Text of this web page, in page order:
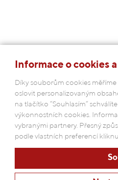
Informace o cookies
Díky souborům cookies
oslovit personalizovaným
na tlačítko “Souhlasím“
výkonnostních cookies.
vybranými partnery. Přesný
podle vlastních preferencí